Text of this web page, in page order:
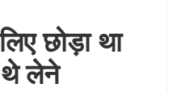
छोड़ा था
लेने